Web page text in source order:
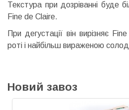
Текстура при дозріванні буде
Fine de Claire.
При дегустації він вирізняє
роті і найбільш вираженою
Новий завоз